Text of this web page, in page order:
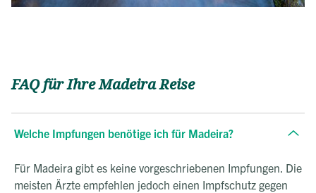
FAQ für Ihre Madeira Reise
Welche Impfungen benötige ich für Madeira?
Für Madeira gibt es keine vorgeschriebenen Impfungen. Die
meisten Ärzte empfehlen jedoch einen Impfschutz gegen